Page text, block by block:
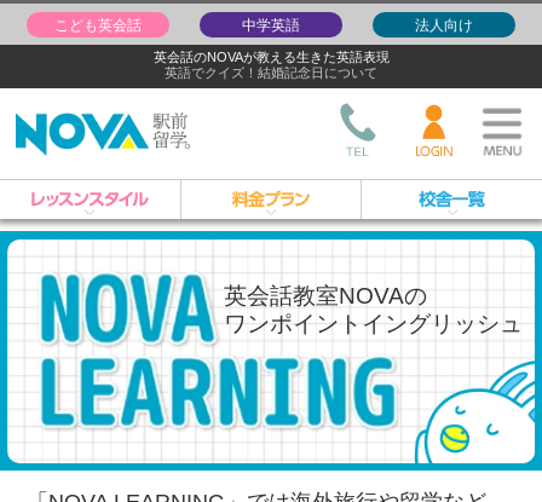
英会話のNOVAが教える生きた英語表現
英語でクイズ！結婚記念日について
こども英会話 中学英語 法人向け
英会話教室NOVAの
ワンポイントイングリッシュ